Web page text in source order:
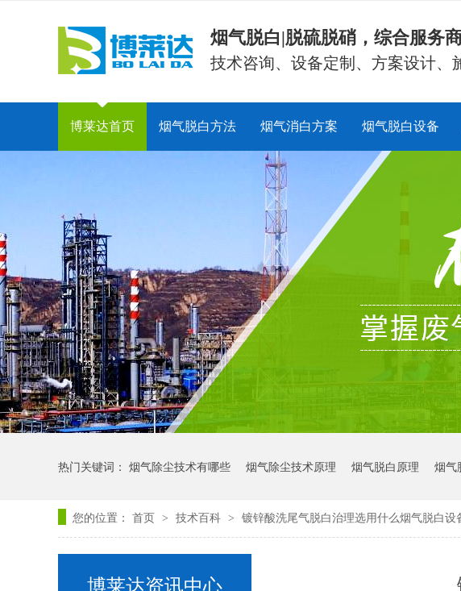
烟气脱白|脱硫脱硝，综合服务
技术咨询、设备定制、方案设计、
博莱达首页 烟气脱白方法 烟气消白方案 烟气脱白设备
热门关键词： 烟气除尘技术有哪些 烟气除尘技术原理 烟气脱白原理 烟气
您的位置： 首页 > 技术百科 > 镀锌酸洗尾气脱白治理选用什么烟气脱白设
博莱达资讯中心